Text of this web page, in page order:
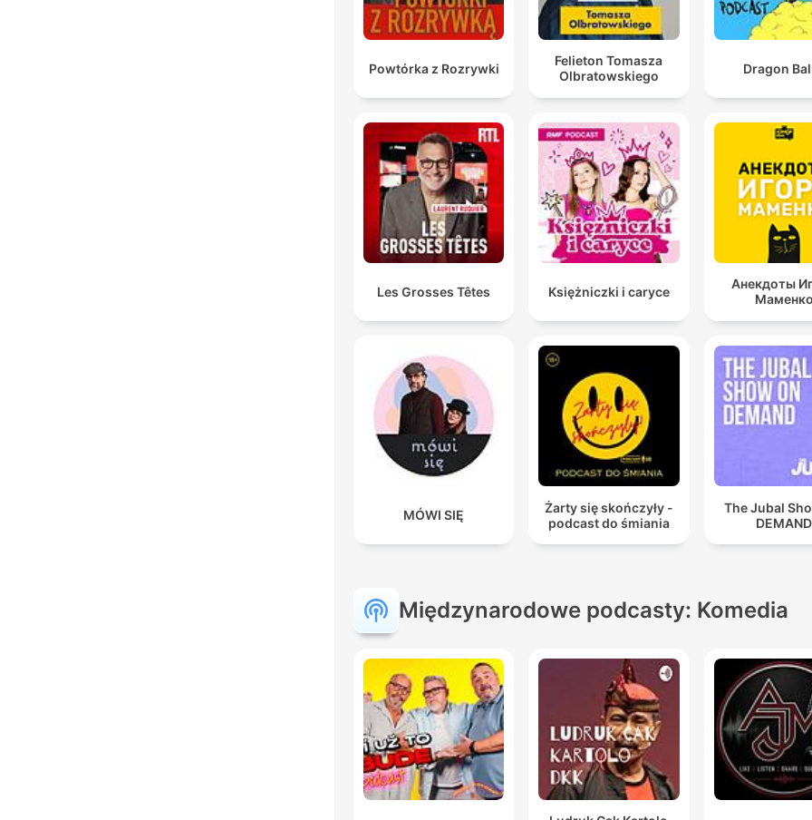
Powtórka z Rozrywki
Felieton Tomasza
Olbratowskiego
Dragon
Les Grosses Têtes Księżniczki i caryce
Анекдоты
MÓWI SIĘ
Żarty się skończyły -
podcast do śmiania
The Jubal
DEMAND
Międzynarodowe podcasty: Komedia